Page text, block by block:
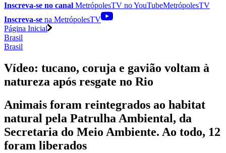
Inscreva-se no canal MetrópolesTV noYouTubeMetrópolesTV
Inscreva-se na MetrópolesTV
Página Inicial
Brasil
Brasil
Vídeo: tucano, coruja e gavião voltam à
natureza após resgate no Rio
Animais foram reintegrados ao habitat
natural pela Patrulha Ambiental, da
Secretaria do Meio Ambiente. Ao todo, 12
foram liberados